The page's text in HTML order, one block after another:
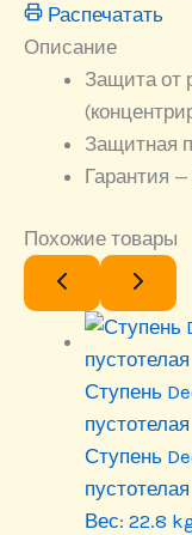
Распечатать
Описание
Защита от
Защитная
Гарантия —
Похожие товары
Ступень
пустотелая
Ступень
пустотелая
Вес: 22.8